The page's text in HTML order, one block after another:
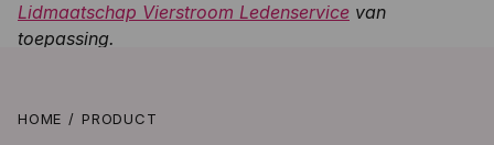
Lidmaatschap Vierstroom Ledenservice van
toepassing.
HOME PRODUCT